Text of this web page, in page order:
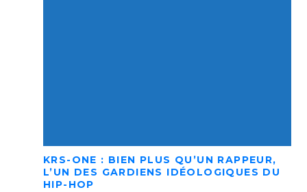
KRS-ONE : BIEN PLUS QU’UN RAPPEUR,
L’UN DES GARDIENS IDÉOLOGIQUES DU
HIP-HOP